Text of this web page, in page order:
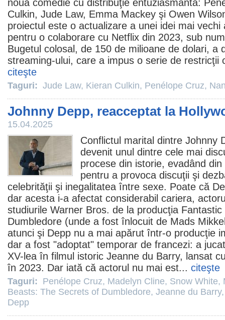
nouă comedie cu distribuţie entuziasmantă:
Culkin, Jude Law, Emma Mackey şi Owen
proiectul este o actualizare a unei idei mai
pentru o colaborare cu Netflix din 2023, sub
Bugetul colosal, de 150 de milioane de dolari, a
streaming-ului, care a impus o serie de restricţii
citeşte
Taguri: Jude Law, Kieran Culkin, Penélope Cruz,
Johnny Depp, reacceptat la
15.04.2025
Conflictul marital dintre Johnny
devenit unul dintre cele mai
procese din istorie, evadând
pentru a provoca discuţii şi
celebrităţii şi inegalitatea între sexe. Poate că
dar acesta i-a afectat considerabil cariera,
studiurile Warner Bros. de la producţia
Dumbledore (unde a fost înlocuit de Mads
atunci şi Depp nu a mai apărut într-o producţie
dar a fost "adoptat" temporar de francezi: a
XV-lea în filmul istoric Jeanne du Barry, lansat
în 2023. Dar iată că actorul nu mai est... citeşte
Taguri: Penélope Cruz, Madelyn Cline, Snow White,
Beasts: The Secrets of Dumbledore, Jeanne du Barry
Depp